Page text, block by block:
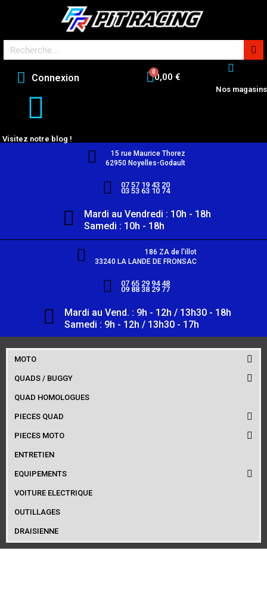
Connexion 0,00 €
Nos magasins
Visitez notre blog !
15 rue Maurice Thorez
62950 Noyelles-Godault
07 57 19 43 20
03 53 63 10 74
Mardi au Vendredi : 10h - 18h
Samedi : 10h - 18h
186 ZA de l'illot
33240 LA LANDE DE FRONSAC
07 65 29 94 48
09 88 38 29 77
Mardi au Vend. : 9h - 12h / 13h30 - 18h
Samedi : 9h - 12h / 13h30 - 17h
MOTO
QUADS / BUGGY
QUAD HOMOLOGUES
PIECES QUAD
PIECES MOTO
ENTRETIEN
EQUIPEMENTS
VOITURE ELECTRIQUE
OUTILLAGES
DRAISIENNE